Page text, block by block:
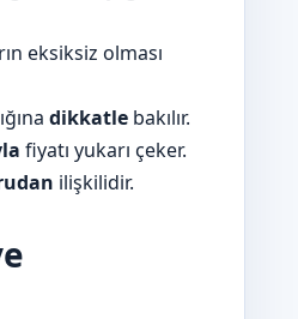
eksiksiz olması
dikkatle bakılır.
fiyatı yukarı çeker.
ilişkilidir.